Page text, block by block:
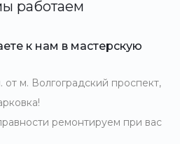
работаем
к нам в мастерскую
от м. Волгоградский проспект,
ремонтируем при вас